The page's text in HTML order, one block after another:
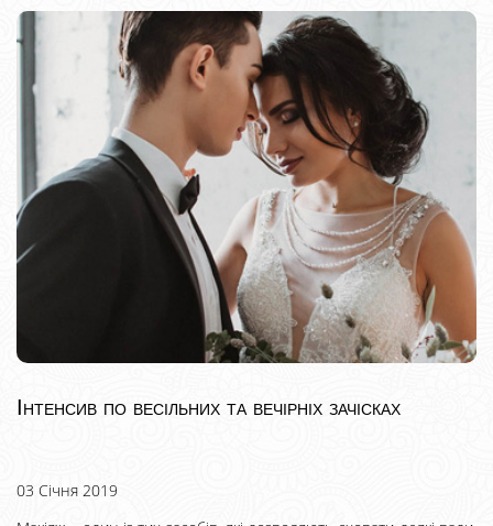
Інтенсив по весільних та вечірніх зачісках
03 Січня 2019